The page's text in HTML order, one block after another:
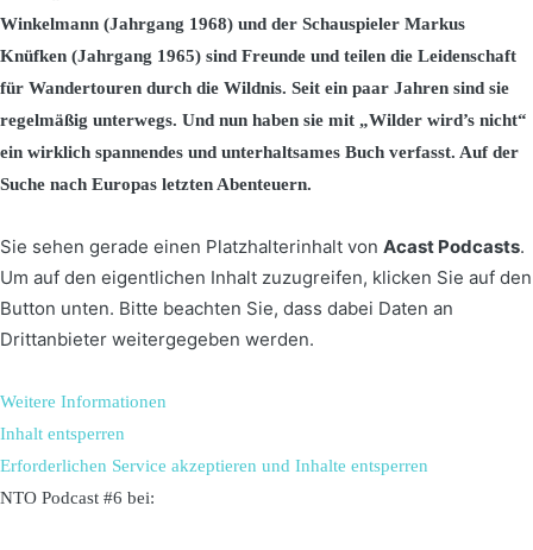
Winkelmann (Jahrgang 1968) und der Schauspieler Markus
Knüfken (Jahrgang 1965) sind Freunde und teilen die Leidenschaft
für Wandertouren durch die Wildnis. Seit ein paar Jahren sind sie
regelmäßig unterwegs. Und nun haben sie mit „Wilder wird’s nicht“
ein wirklich spannendes und unterhaltsames Buch verfasst. Auf der
Suche nach Europas letzten Abenteuern.
Sie sehen gerade einen Platzhalterinhalt von Acast Podcasts.
Um auf den eigentlichen Inhalt zuzugreifen, klicken Sie auf den
Button unten. Bitte beachten Sie, dass dabei Daten an
Drittanbieter weitergegeben werden.
Weitere Informationen
Inhalt entsperren
Erforderlichen Service akzeptieren und Inhalte entsperren
NTO Podcast #6 bei: